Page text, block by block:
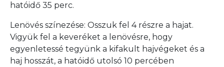
hatóidő 35 perc.
Lenövés színezése: Osszuk fel 4 részre a hajat.
Vigyük fel a keveréket a lenövésre, hogy
egyenletessé tegyünk a kifakult hajvégeket és a
haj hosszát, a hatóidő utolsó 10 percében